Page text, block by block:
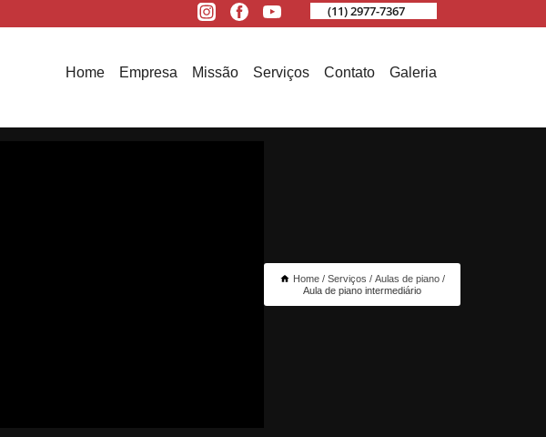
(11) 2977-7367
Home Empresa Missão Serviços Contato Galeria
Home Serviços
Aulas de piano
Aula de piano intermediário